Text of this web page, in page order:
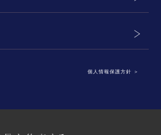
個人情報保護方針 ＞